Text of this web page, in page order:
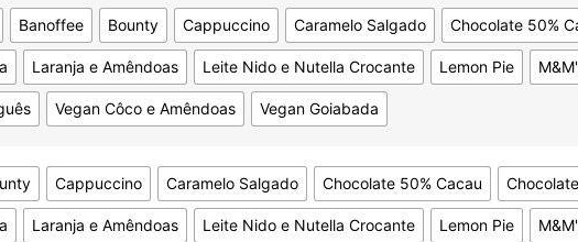
Banoffee Bounty Cappuccino Caramelo Salgado Chocolate 50%
Laranja e Amêndoas Leite Nido e Nutella Crocante Lemon Pie
Vegan Côco e Amêndoas Vegan Goiabada
Cappuccino Caramelo Salgado Chocolate 50% Cacau
Laranja e Amêndoas Leite Nido e Nutella Crocante Lemon Pie